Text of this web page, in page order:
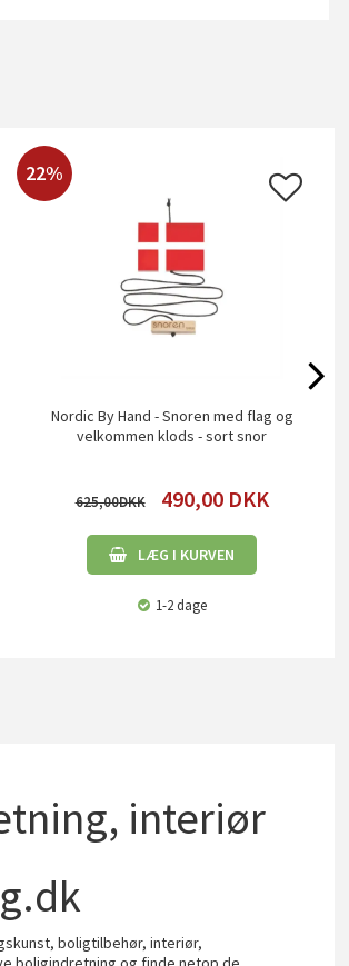
22%
Nordic By Hand - Snoren med flag og
velkommen klods - sort snor
625,00 490,00 DKK
LÆG I KURVEN
1-2 dage
interiør
boligtilbehør, interiør,